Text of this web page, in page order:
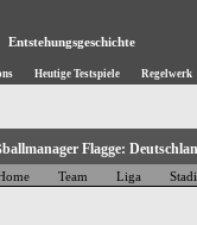
Entstehungsgeschichte
Heutige Testspiele Regelwerk
Team Liga